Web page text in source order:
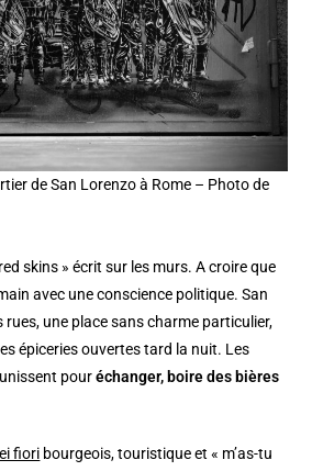
de San Lorenzo à Rome – Photo de
skins » écrit sur les murs. A croire que
avec une conscience politique. San
rues, une place sans charme particulier,
épiceries ouvertes tard la nuit. Les
pouréchanger, boire des bières
fiori bourgeois, touristique et « m’as-tu